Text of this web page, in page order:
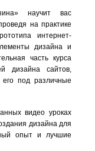
научит вас
на практике
интернет-
дизайна и
часть курса
дизайна сайтов,
под различные
видео уроках
дизайна для
опыт и лучшие